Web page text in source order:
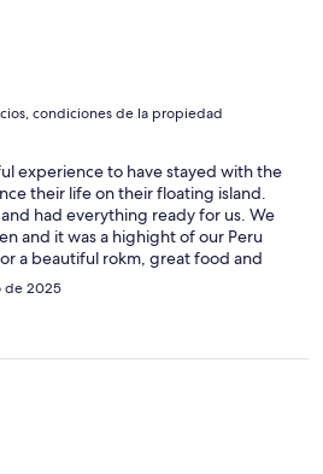
condiciones de la propiedad
experience to have stayed with the
their life on their floating island.
had everything ready for us. We
and it was a highight of our Peru
a beautiful rokm, great food and
Sean and the triplets
de 2025